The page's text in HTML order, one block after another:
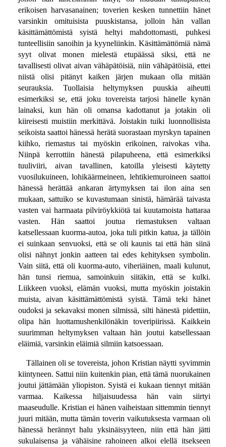
erikoisen harvasanainen; toverien kesken tunnettiin hänet
varsinkin omituisista puuskistansa, jolloin hän vallan
käsittämättömistä syistä heltyi mahdottomasti, puhkesi
tunteellisiin sanoihin ja kyyneliinkin. Käsittämättömiä nämä
syyt olivat monen mielestä etupäässä siksi, että ne
tavallisesti olivat aivan vähäpätöisiä, niin vähäpätöisiä, ettei
niistä olisi pitänyt kaiken järjen mukaan olla mitään
seurauksia. Tuollaisia heltymyksen puuskia aiheutti
esimerkiksi se, että joku tovereista tarjosi hänelle kynän
lainaksi, kun hän oli omansa kadottanut ja jotakin oli
kiireisesti muistiin merkittävä. Joistakin tuiki luonnollisista
seikoista saattoi hänessä herätä suorastaan myrskyn tapainen
kiihko, riemastus tai myöskin erikoinen, raivokas viha.
Niinpä kerrottiin hänestä pilapuheena, että esimerkiksi
tuuliviiri, aivan tavallinen, katoilla yleisesti käytetty
vuosilukuineen, lohikäärmeineen, lehtikiemuroineen saattoi
hänessä herättää ankaran ärtymyksen tai ilon aina sen
mukaan, sattuiko se kuvastumaan sinistä, hämärää taivasta
vasten vai harmaata pilviröykkiötä tai kuutamoista hattaraa
vasten. Hän saattoi joutua riemastuksen valtaan
katsellessaan kuorma-autoa, joka tuli pitkin katua, ja tällöin
ei suinkaan senvuoksi, että se oli kaunis tai että hän siinä
olisi nähnyt jonkin aatteen tai edes kehityksen symbolin.
Vain siitä, että oli kuorma-auto, viheriäinen, maali kulunut,
hän tunsi riemua, samoinkuin siitäkin, että se kulki.
Liikkeen vuoksi, elämän vuoksi, mutta myöskin joistakin
muista, aivan käsittämättömistä syistä. Tämä teki hänet
oudoksi ja sekavaksi monen silmissä, silti hänestä pidettiin,
olipa hän luottamushenkilönäkin toveripiirissä. Kaikkein
suurimman heltymyksen valtaan hän joutui katsellessaan
eläimiä, varsinkin eläimiä silmiin katsoessaan.
Tällainen oli se tovereista, johon Kristian näytti syvimmin
kiintyneen. Sattui niin kuitenkin pian, että tämä nuorukainen
joutui jättämään yliopiston. Syistä ei kukaan tiennyt mitään
varmaa. Kaikessa hiljaisuudessa hän vain siirtyi
maaseudulle. Kristian ei hänen vaiheistaan sittemmin tiennyt
juuri mitään, mutta tämän toverin vaikutuksesta varmaan oli
hänessä herännyt halu yksinäisyyteen, niin että hän jätti
sukulaisensa ja vähäisine rahoineen alkoi elellä itsekseen